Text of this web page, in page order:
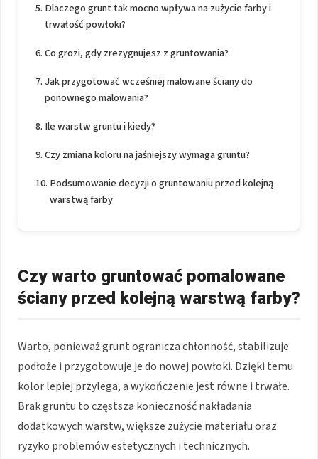
Dlaczego grunt tak mocno wpływa na zużycie farby i
trwałość powłoki?
Co grozi, gdy zrezygnujesz z gruntowania?
Jak przygotować wcześniej malowane ściany do
ponownego malowania?
Ile warstw gruntu i kiedy?
Czy zmiana koloru na jaśniejszy wymaga gruntu?
Podsumowanie decyzji o gruntowaniu przed kolejną
warstwą farby
Czy warto gruntować pomalowane
ściany przed kolejną warstwą farby?
Warto, ponieważ grunt ogranicza chłonność, stabilizuje
podłoże i przygotowuje je do nowej powłoki. Dzięki temu
kolor lepiej przylega, a wykończenie jest równe i trwałe.
Brak gruntu to częstsza konieczność nakładania
dodatkowych warstw, większe zużycie materiału oraz
ryzyko problemów estetycznych i technicznych.